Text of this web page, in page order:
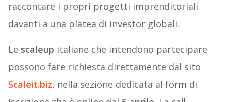
raccontare i propri progetti imprenditoriali
davanti a una platea di investor globali.
Le scaleup italiane che intendono partecipare
possono fare richiesta direttamente dal sito
Scaleit.biz, nella sezione dedicata al form di